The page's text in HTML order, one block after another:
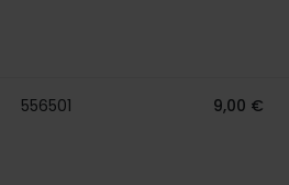
556501 9,00 €